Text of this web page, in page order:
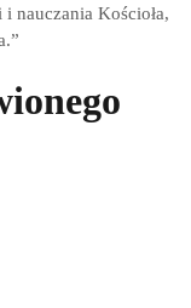
nauczania Kościoła,